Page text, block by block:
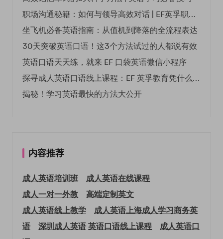
职场沟通秘籍：如何与领导高效对话 | EF英孚职场指南
坐飞机必备英语指南：从值机到降落的全流程表达
30天突破英语口语！这3个方法试过的人都说有效
英语口语天天练，就来 EF 口袋英语微信小程序
探寻成人英语口语线上课程：EF 英孚教育凭什么领航
揭秘！学习英语最快的方法大公开
内容推荐
成人英语培训班
成人英语在线课程
成人一对一外教
高端定制英文
成人英语线上教学
成人英语上海成人学习商务英
语
深圳成人英语英语口语线上课程
成人英语口